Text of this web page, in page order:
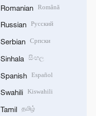
Romanian Română
Russian Русский
Serbian Српски
Sinhala සිංහල
Spanish Español
Swahili Kiswahili
Tamil தமிழ்